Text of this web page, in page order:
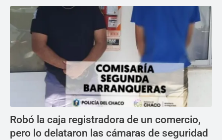
Robó la caja registradora de un comercio,
pero lo delataron las cámaras de seguridad